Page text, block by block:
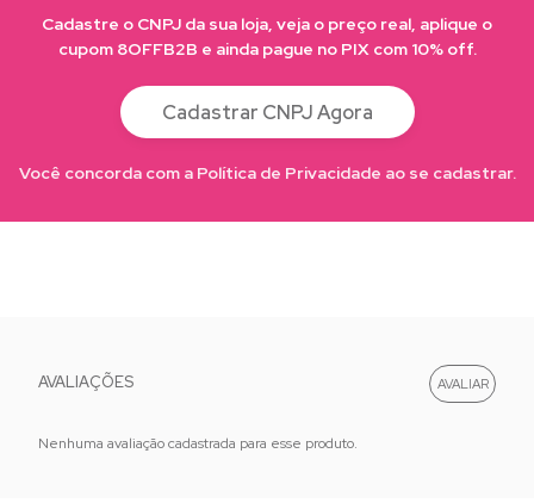
Cadastre o CNPJ da sua loja, veja o preço real, aplique o
cupom 8OFFB2B e ainda pague no PIX com 10% off.
Cadastrar CNPJ Agora
Você concorda com a Política de Privacidade ao se cadastrar.
AVALIAÇÕES
Nenhuma avaliação cadastrada para esse produto.